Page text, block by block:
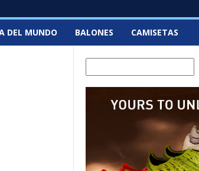
DEL MUNDO BALONES CAMISETAS